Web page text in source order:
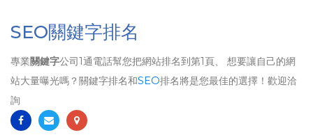
SEO關鍵字排名
專業關鍵字公司1通電話幫您把網站排名到第1頁、 想要讓自己的網
站大量曝光嗎？關鍵字排名和SEO排名將是您最佳的選擇！歡迎洽
詢